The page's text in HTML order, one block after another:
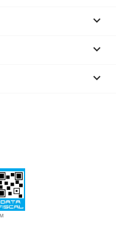

keyboard_arrow_down
